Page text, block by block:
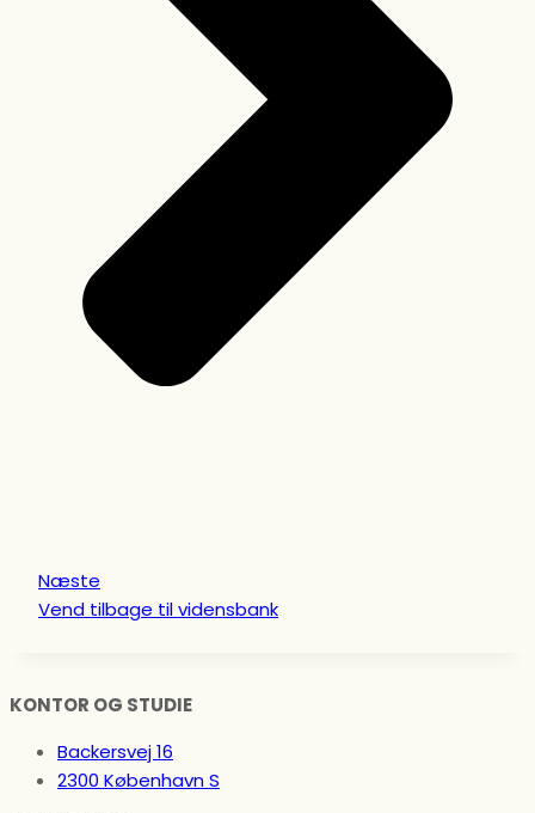
Næste
Vend tilbage til vidensbank
KONTOR OG STUDIE
Backersvej 16
2300 København S